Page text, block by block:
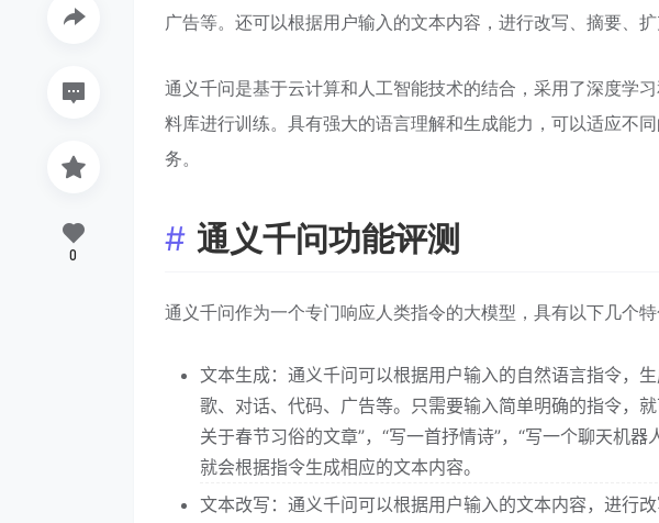
广告等。还可以根据用户输入的文本内容，进行改写、摘要、
通义千问是基于云计算和人工智能技术的结合，采用了深度学
料库进行训练。具有强大的语言理解和生成能力，可以适应不
务。
通义千问功能评测
通义千问作为一个专门响应人类指令的大模型，具有以下几个特
文本生成：通义千问可以根据用户输入的自然语言指令，
歌、对话、代码、广告等。只需要输入简单明确的指令，
关于春节习俗的文章”，“写一首抒情诗”，“写一个聊天机
就会根据指令生成相应的文本内容。
文本改写：通义千问可以根据用户输入的文本内容，进行
0